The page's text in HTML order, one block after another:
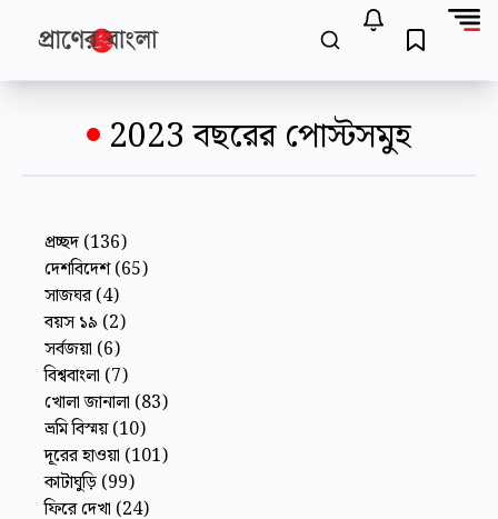
2023বছরের পোস্টসমুহ
প্রচ্ছদ (136)
দেশবিদেশ(65)
সাজঘর(4)
বয়স ১৯ (2)
সর্বজয়া (6)
বিশ্ববাংলা (7)
খোলা জানালা (83)
ভ্রমি বিস্ময়(10)
দূরের হাওয়া (101)
কাটাঘুড়ি (99)
ফিরে দেখা (24)